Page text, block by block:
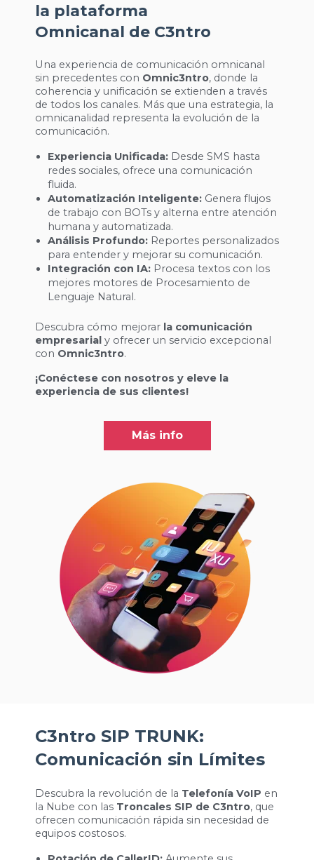
la plataforma
Omnicanal de C3ntro
Una experiencia de comunicación omnicanal
sin precedentes con Omnic3ntro, donde la
coherencia y unificación se extienden a través
de todos los canales. Más que una estrategia, la
omnicanalidad representa la evolución de la
comunicación.
Experiencia Unificada:Desde SMS hasta
redes sociales, ofrece una comunicación
fluida.
Automatización Inteligente:Genera flujos
de trabajo con BOTs y alterna entre atención
humana y automatizada.
Análisis Profundo:Reportes personalizados
para entender y mejorar su comunicación.
Integración con IA:Procesa textos con los
mejores motores de Procesamiento de
Lenguaje Natural.
Descubra cómo mejorar la comunicación
empresarial y ofrecer un servicio excepcional
con Omnic3ntro.
¡Conéctese con nosotros y eleve la
experiencia de sus clientes!
Más info
C3ntro SIP TRUNK:
Comunicación sin Límites
Descubra la revolución de la Telefonía VoIP en
la Nube con las Troncales SIP de C3ntro, que
ofrecen comunicación rápida sin necesidad de
equipos costosos.